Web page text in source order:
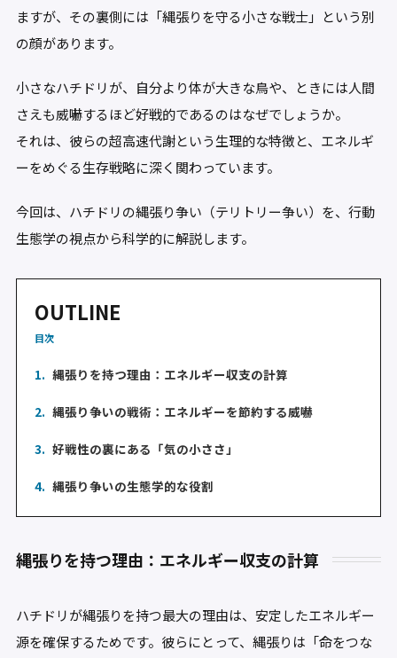
ますが、その裏側には「縄張りを守る小さな戦士」という別
の顔があります。
小さなハチドリが、自分より体が大きな鳥や、ときには人間
さえも威嚇するほど好戦的であるのはなぜでしょうか。
それは、彼らの超高速代謝という生理的な特徴と、エネルギ
ーをめぐる生存戦略に深く関わっています。
今回は、ハチドリの縄張り争い（テリトリー争い）を、行動
生態学の視点から科学的に解説します。
OUTLINE
目次
1. 縄張りを持つ理由：エネルギー収支の計算
2. 縄張り争いの戦術：エネルギーを節約する威嚇
3. 好戦性の裏にある「気の小ささ」
4. 縄張り争いの生態学的な役割
縄張りを持つ理由：エネルギー収支の計算
ハチドリが縄張りを持つ最大の理由は、安定したエネルギー
源を確保するためです。彼らにとって、縄張りは「命をつな